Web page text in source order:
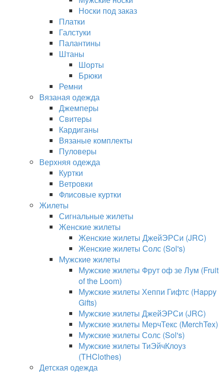
Носки под заказ
Платки
Галстуки
Палантины
Штаны
Шорты
Брюки
Ремни
Вязаная одежда
Джемперы
Свитеры
Кардиганы
Вязаные комплекты
Пуловеры
Верхняя одежда
Куртки
Ветровки
Флисовые куртки
Жилеты
Сигнальные жилеты
Женские жилеты
Женские жилеты ДжейЭРСи (JRC)
Женские жилеты Солс (Sol's)
Мужские жилеты
Мужские жилеты Фрут оф зе Лум (Fruit
of the Loom)
Мужские жилеты Хеппи Гифтс (Happy
Gifts)
Мужские жилеты ДжейЭРСи (JRC)
Мужские жилеты МерчТекс (MerchTex)
Мужские жилеты Солс (Sol's)
Мужские жилеты ТиЭйчКлоуз
(THClothes)
Детская одежда